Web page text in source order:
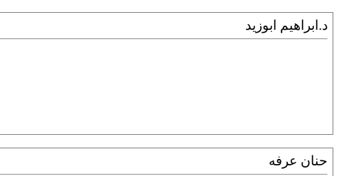
د.ابراهيم ابوزيد
حنان عرفه